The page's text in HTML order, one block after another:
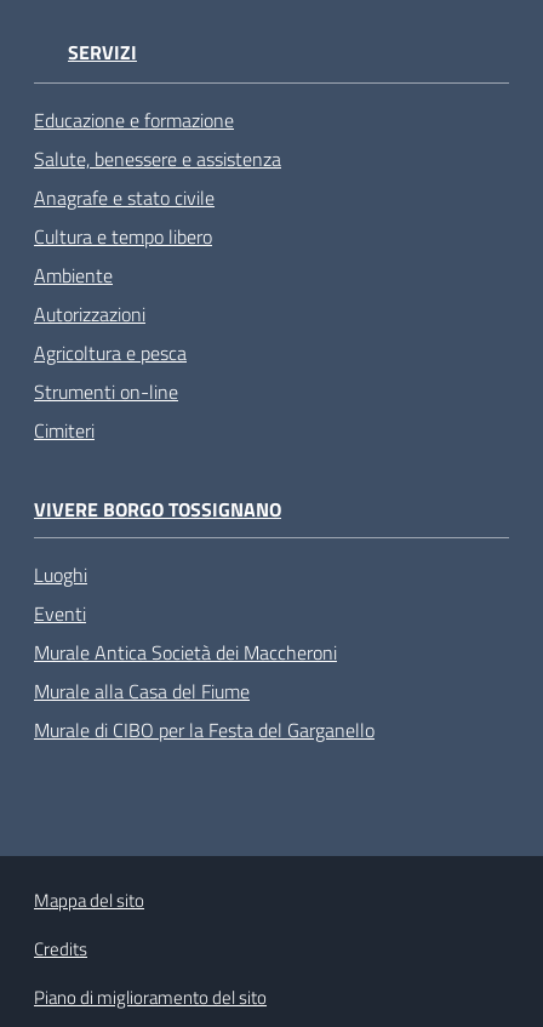
SERVIZI
Educazione e formazione
Salute, benessere e assistenza
Anagrafe e stato civile
Cultura e tempo libero
Ambiente
Autorizzazioni
Agricoltura e pesca
Strumenti on-line
Cimiteri
VIVERE BORGO TOSSIGNANO
Luoghi
Eventi
Murale Antica Società dei Maccheroni
Murale alla Casa del Fiume
Murale di CIBO per la Festa del Garganello
Mappa del sito
Credits
Piano di miglioramento del sito